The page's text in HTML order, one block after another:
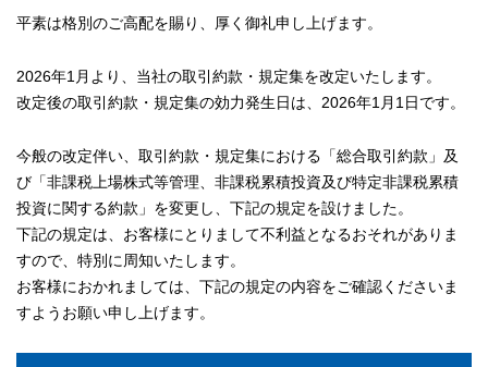
平素は格別のご高配を賜り、厚く御礼申し上げます。
2026年1月より、当社の取引約款・規定集を改定いたします。
改定後の取引約款・規定集の効力発生日は、2026年1月1日です。
今般の改定伴い、取引約款・規定集における「総合取引約款」及
び「非課税上場株式等管理、非課税累積投資及び特定非課税累積
投資に関する約款」を変更し、下記の規定を設けました。
下記の規定は、お客様にとりまして不利益となるおそれがありま
すので、特別に周知いたします。
お客様におかれましては、下記の規定の内容をご確認くださいま
すようお願い申し上げます。